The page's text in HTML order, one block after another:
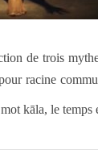
de trois
racine
kāla, le